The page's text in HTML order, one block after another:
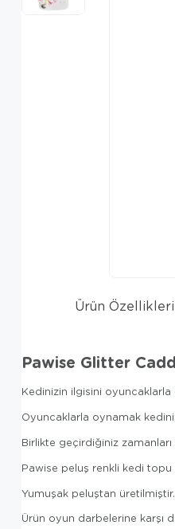
Ürün Özellikleri
Pawise Glitter
Kedinizin ilgisini
Oyuncaklarla oynamak
Birlikte geçirdiğiniz
Pawise peluş renkli kedi
Yumuşak peluştan üretilmiştir.
Ürün oyun darbelerine karşı